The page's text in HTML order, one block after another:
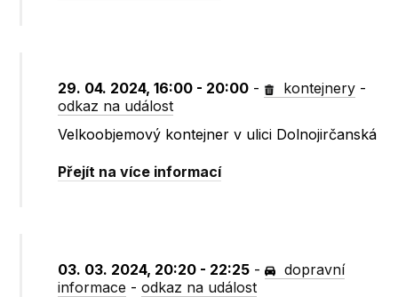
29. 04. 2024, 16:00 - 20:00 - kontejnery -
odkaz na událost
Velkoobjemový kontejner v ulici Dolnojirčanská
Přejít na více informací
03. 03. 2024, 20:20 - 22:25 -
dopravní
informace -odkaz na událost